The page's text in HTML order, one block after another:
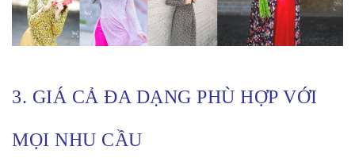
3. GIÁ CẢ ĐA DẠNG PHÙ HỢP VỚI
MỌI NHU CẦU